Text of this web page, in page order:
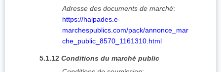
Adresse des documents de marché:
https://halpades.e-
marchespublics.com/pack/annonce_mar
che_public_8570_1161310.html
5.1.12 Conditions du marché public